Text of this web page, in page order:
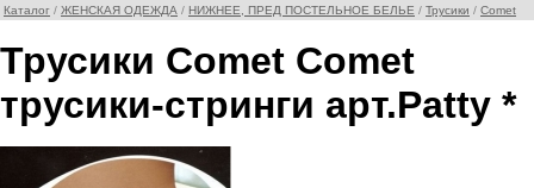
Каталог / ЖЕНСКАЯ ОДЕЖДА / НИЖНЕЕ, ПРЕД ПОСТЕЛЬНОЕ БЕЛЬЕ / Трусики / Comet
Трусики Comet Comet
трусики-стринги арт.Patty *